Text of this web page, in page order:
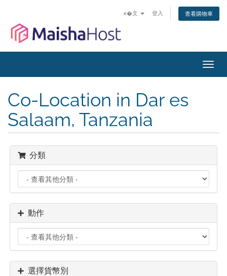
ĸ�文 登入 查看購物車
切
換
Co-Location in Dar es
Salaam, Tanzania
分類
動作
選擇貨幣別